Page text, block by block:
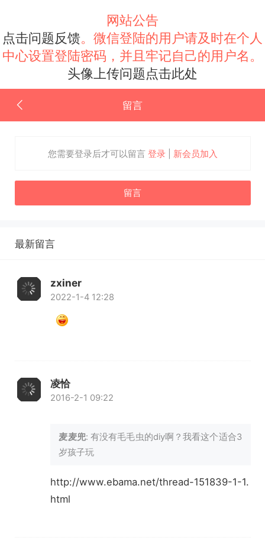
网站公告
点击问题反馈。微信登陆的用户请及时在个人
中心设置登陆密码，并且牢记自己的用户名。
头像上传问题点击此处
留言
您需要登录后才可以留言 登录| 新会员加入
留言
最新留言
zxiner
2022-1-4 12:28
凌恰
2016-2-1 09:22
麦麦兜: 有没有毛毛虫的diy啊？我看这个适合3
岁孩子玩
http://www.ebama.net/thread-151839-1-1.
html